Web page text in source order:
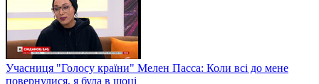
Учасниця "Голосу країни" Мелен Пасса: Коли всі до мене
повернулися, я була в шоці